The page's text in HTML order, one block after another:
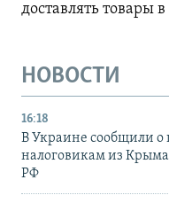
доставлять товары
НОВОСТИ
16:18
В Украине сообщили
налоговикам из
РФ